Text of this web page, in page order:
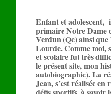
Enfant et adolescent,
primaire Notre Dame
Verdun (Qc) ainsi que
Lourde. Comme moi,
et scolaire fut très
le présent site, mon
autobiographie). La
Jean, s’est réalisée